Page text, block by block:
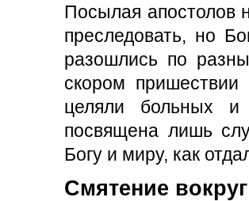
Посылая апостолов
преследовать, но
разошлись по
скором
целяли больных
посвящена лишь
Богу и миру, как
Смятение